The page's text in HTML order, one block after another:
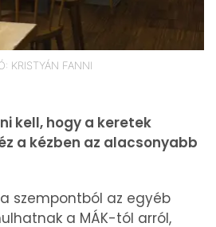
KRISTYÁN FANNI
kell, hogy a keretek
a kézben az alacsonyabb
a szempontból az egyéb
a MÁK-tól arról,